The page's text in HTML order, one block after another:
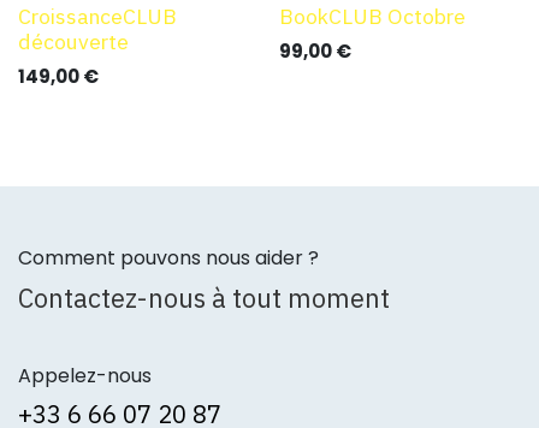
CroissanceCLUB
découverte
149,00€
BookCLUB Octobre
99,00€
Comment pouvons nous aider ?
Contactez-nous à tout moment
Appelez-nous
+33 6 66 07 20 87